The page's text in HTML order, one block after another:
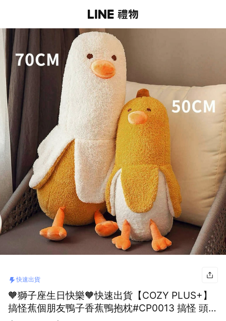
快速出貨
🧡獅子座生日快樂🧡快速出貨【COZY PLUS+】
搞怪蕉個朋友鴨子香蕉鴨抱枕#CP0013 搞怪 頭枕